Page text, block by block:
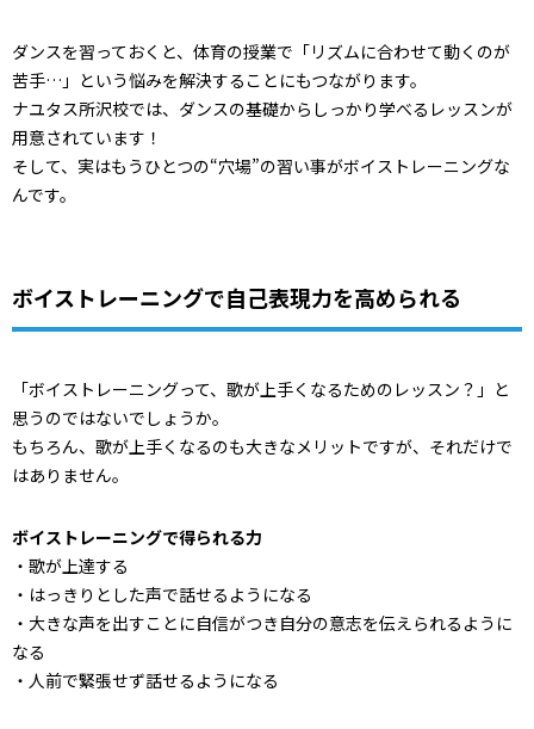
ダンスを習っておくと、体育の授業で「リズムに合わせて動くのが
苦手…」という悩みを解決することにもつながります。
ナユタス所沢校では、ダンスの基礎からしっかり学べるレッスンが
用意されています！
そして、実はもうひとつの“穴場”の習い事がボイストレーニングな
んです。
ボイストレーニングで自己表現力を高められる
「ボイストレーニングって、歌が上手くなるためのレッスン？」と
思うのではないでしょうか。
もちろん、歌が上手くなるのも大きなメリットですが、それだけで
はありません。
ボイストレーニングで得られる力
・歌が上達する
・はっきりとした声で話せるようになる
・大きな声を出すことに自信がつき自分の意志を伝えられるように
なる
・人前で緊張せず話せるようになる